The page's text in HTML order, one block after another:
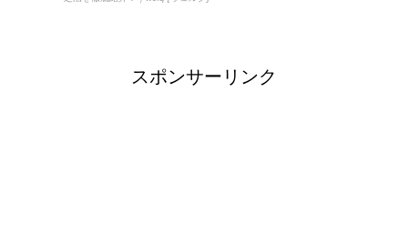
スポンサーリンク